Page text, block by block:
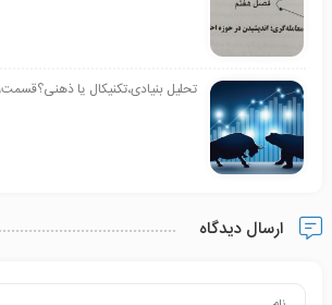
تحلیل بنیادی،تکنیکال یا ذهنی؟قسمت۲۹ و ۳۰
ارسال دیدگاه